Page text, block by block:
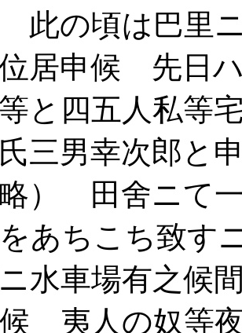
此の頃は巴里
居申候 先日
と四五人私等
三男幸次郎と
略） 田舍ニて
あちこち致す
ニ水車場有之候
夷人の奴等